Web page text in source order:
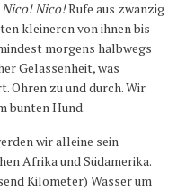
Nico!Rufe aus zwanzig
kleineren von ihnen bis
morgens halbwegs
Gelassenheit, was
Ohren zu und durch. Wir
bunten Hund.
wir alleine sein
Afrika und Südamerika.
Kilometer) Wasser um